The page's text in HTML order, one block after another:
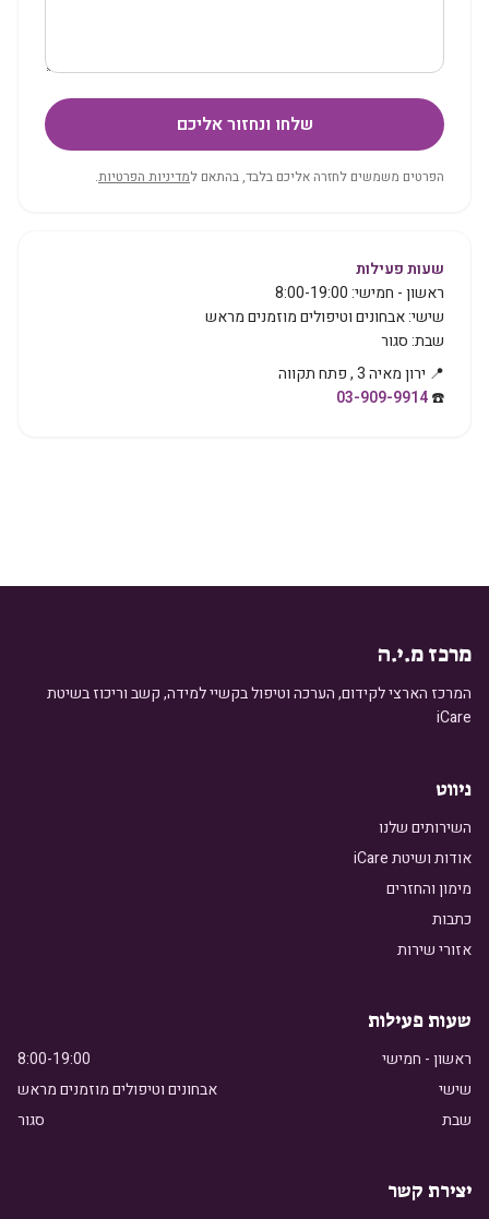
שלחו ונחזור אליכם
הפרטים משמשים לחזרה אליכם בלבד, בהתאם למדיניות הפרטיות.
שעות פעילות
ראשון - חמישי:
8:00-19:00
שישי:אבחונים וטיפולים מוזמנים מראש
שבת:סגור
📍 ירון מאיה 3 ,פתח תקווה
☎️
03-909-9914
מרכז מ.י.ה
המרכז הארצי לקידום, הערכה וטיפול בקשיי למידה, קשב וריכוז בשיטת
iCare
ניווט
השירותים שלנו
אודות ושיטת iCare
מימון והחזרים
כתבות
אזורי שירות
שעות פעילות
ראשון - חמישי
8:00-19:00
שישי
אבחונים וטיפולים מוזמנים מראש
שבת
סגור
יצירת קשר